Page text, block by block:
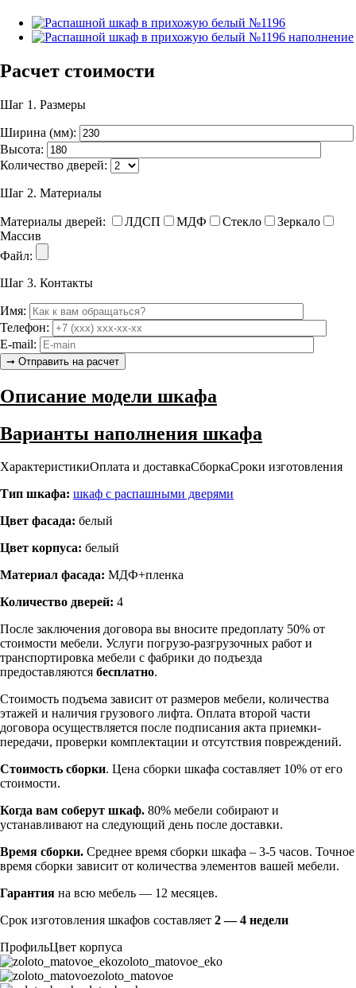
Расчет стоимости
Шаг 1. Размеры
Ширина (мм):
Высота:
Количество дверей:
Шаг 2. Материалы
Материалы дверей: ЛДСП МДФ Стекло
Зеркало
Массив
Файл:
Шаг 3. Контакты
Имя:
Телефон:
E-mail:
Описание модели шкафа
Варианты наполнения шкафа
ХарактеристикиОплата и доставкаСборкаСроки изготовления
Тип шкафа: шкаф с распашными дверями
Цвет фасада: белый
Цвет корпуса: белый
Материал фасада: МДФ+пленка
Количество дверей: 4
После заключения договора вы вносите предоплату 50% от
стоимости мебели. Услуги погрузо-разгрузочных работ и
транспортировка мебели с фабрики до подъезда
предоставляются бесплатно.
Стоимость подъема зависит от размеров мебели, количества
этажей и наличия грузового лифта. Оплата второй части
договора осуществляется после подписания акта приемки-
передачи, проверки комплектации и отсутствия повреждений.
Стоимость сборки. Цена сборки шкафа составляет 10% от его
стоимости.
Когда вам соберут шкаф. 80% мебели собирают и
устанавливают на следующий день после доставки.
Время сборки. Среднее время сборки шкафа – 3-5 часов. Точное
время сборки зависит от количества элементов вашей мебели.
Гарантия на всю мебель — 12 месяцев.
Срок изготовления шкафов составляет 2 — 4 недели
ПрофильЦвет корпуса
zoloto_matovoe_eko
zoloto_matovoe